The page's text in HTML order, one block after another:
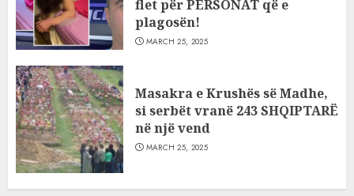
flet për PERSONAT që e
plagosën!
MARCH 25, 2025
Masakra e Krushës së Madhe,
si serbët vranë 243 SHQIPTARË
në një vend
MARCH 25, 2025